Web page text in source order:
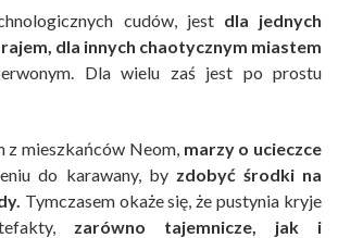
cudów, jest dla jednych
dla innych chaotycznym miastem
Dla wielu zaś jest po prostu
z mieszkańców Neom, marzy o ucieczce
do karawany, byzdobyć środki na
Tymczasem okaże się, że pustynia kryje
zarówno tajemnicze, jak i